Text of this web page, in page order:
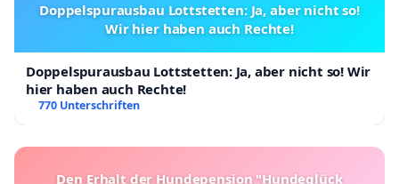
Doppelspurausbau Lottstetten: Ja, aber nicht so!
Wir hier haben auch Rechte!
Doppelspurausbau Lottstetten: Ja, aber nicht so! Wir
hier haben auch Rechte!
770 Unterschriften
Den Erhalt der Hundepension "Hundeglück